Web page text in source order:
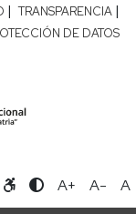
| TRANSPARENCIA |
DE DATOS
A+ A- A